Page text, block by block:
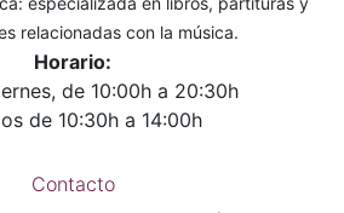
relacionadas con la música.
Horario:
de 10:00h a 20:30h
de 10:30h a 14:00h
Contacto